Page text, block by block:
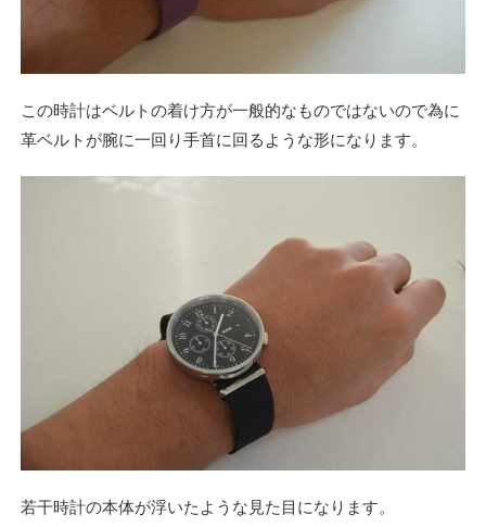
この時計はベルトの着け方が一般的なものではないので為に
革ベルトが腕に一回り手首に回るような形になります。
若干時計の本体が浮いたような見た目になります。